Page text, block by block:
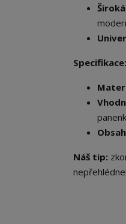
Specifikace:
Náš tip:
nepřehlédne!